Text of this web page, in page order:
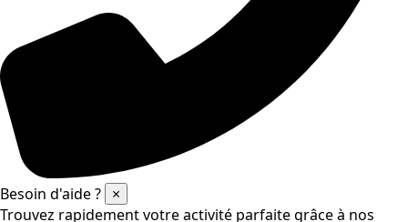
Besoin d'aide ? ×
Trouvez rapidement votre activité parfaite grâce à nos